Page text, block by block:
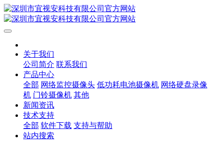
关于我们
公司简介 联系我们
产品中心
全部 网络监控摄像头 低功耗电池摄像机 网络硬盘录像
机 门铃摄像机 其他
新闻资讯
技术支持
全部 软件下载 支持与帮助
站内搜索